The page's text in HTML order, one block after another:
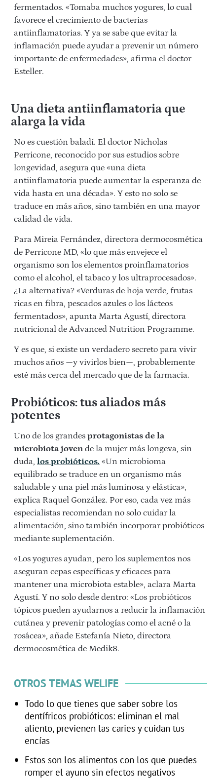
fermentados. «Tomaba muchos yogures, lo cual
favorece el crecimiento de bacterias
antiinflamatorias. Y ya se sabe que evitar la
inflamación puede ayudar a prevenir un número
importante de enfermedades», afirma el doctor
Esteller.
Una dieta antiinflamatoria que
alarga la vida
No es cuestión baladí. El doctor Nicholas
Perricone, reconocido por sus estudios sobre
longevidad, asegura que «una dieta
antiinflamatoria puede aumentar la esperanza de
vida hasta en una década». Y esto no solo se
traduce en más años, sino también en una mayor
calidad de vida.
Para Mireia Fernández, directora dermocosmética
de Perricone MD, «lo que más envejece el
organismo son los elementos proinflamatorios
como el alcohol, el tabaco y los ultraprocesados».
¿La alternativa? «Verduras de hoja verde, frutas
ricas en fibra, pescados azules o los lácteos
fermentados», apunta Marta Agustí, directora
nutricional de Advanced Nutrition Programme.
Y es que, si existe un verdadero secreto para vivir
muchos años —y vivirlos bien—, probablemente
esté más cerca del mercado que de la farmacia.
Probióticos: tus aliados más
potentes
Uno de los grandes protagonistas de la
microbiota joven de la mujer más longeva, sin
duda, los probióticos. «Un microbioma
equilibrado se traduce en un organismo más
saludable y una piel más luminosa y elástica»,
explica Raquel González. Por eso, cada vez más
especialistas recomiendan no solo cuidar la
alimentación, sino también incorporar probióticos
mediante suplementación.
«Los yogures ayudan, pero los suplementos nos
aseguran cepas específicas y eficaces para
mantener una microbiota estable», aclara Marta
Agustí. Y no solo desde dentro: «Los probióticos
tópicos pueden ayudarnos a reducir la inflamación
cutánea y prevenir patologías como el acné o la
rosácea», añade Estefanía Nieto, directora
dermocosmética de Medik8.
OTROS TEMAS WELIFE
Todo lo que tienes que saber sobre los
dentífricos probióticos: eliminan el mal
aliento, previenen las caries y cuidan tus
encías
Estos son los alimentos con los que puedes
romper el ayuno sin efectos negativos